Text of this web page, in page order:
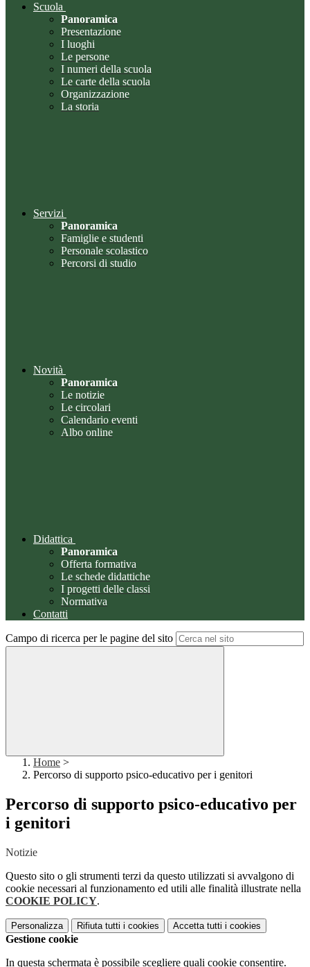
Scuola
Panoramica
Presentazione
I luoghi
Le persone
I numeri della scuola
Le carte della scuola
Organizzazione
La storia
Servizi
Panoramica
Famiglie e studenti
Personale scolastico
Percorsi di studio
Novità
Panoramica
Le notizie
Le circolari
Calendario eventi
Albo online
Didattica
Panoramica
Offerta formativa
Le schede didattiche
I progetti delle classi
Normativa
Contatti
Campo di ricerca per le pagine del sito
Home >
Percorso di supporto psico-educativo per i genitori
Percorso di supporto psico-educativo per
i genitori
Notizie
Questo sito o gli strumenti terzi da questo utilizzati si avvalgono di
cookie necessari al funzionamento ed utili alle finalità illustrate nella
COOKIE POLICY.
Personalizza Rifiuta tutti i cookies Accetta tutti i cookies
Gestione cookie
In questa schermata è possibile scegliere quali cookie consentire.